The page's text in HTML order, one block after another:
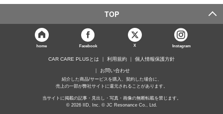
TOP
home Facebook X Instagram
CAR CARE PLUSとは 利用規約 個人情報保護方針
お問い合わせ
紹介した商品/サービスを購入、契約した場合に、
売上の一部が弊社サイトに還元されることがあります。
当サイトに掲載の記事・見出し・写真・画像の無断転載を禁じます。
© 2026 IID, Inc. © JC Resonance Co., Ltd.